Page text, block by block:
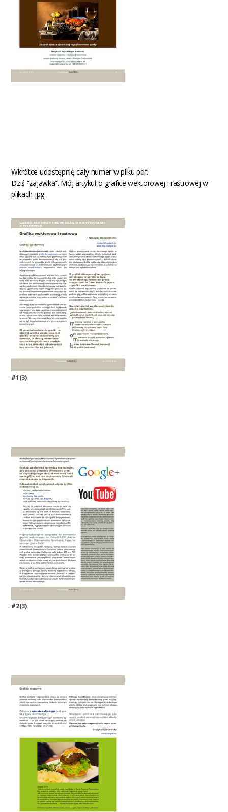
Wkrótce udostępnię cały numer w pliku pdf.
Dziś “zajawka”. Mój artykuł o grafice wektorowej i rastrowej w
plikach jpg.
#1(3)
#2(3)